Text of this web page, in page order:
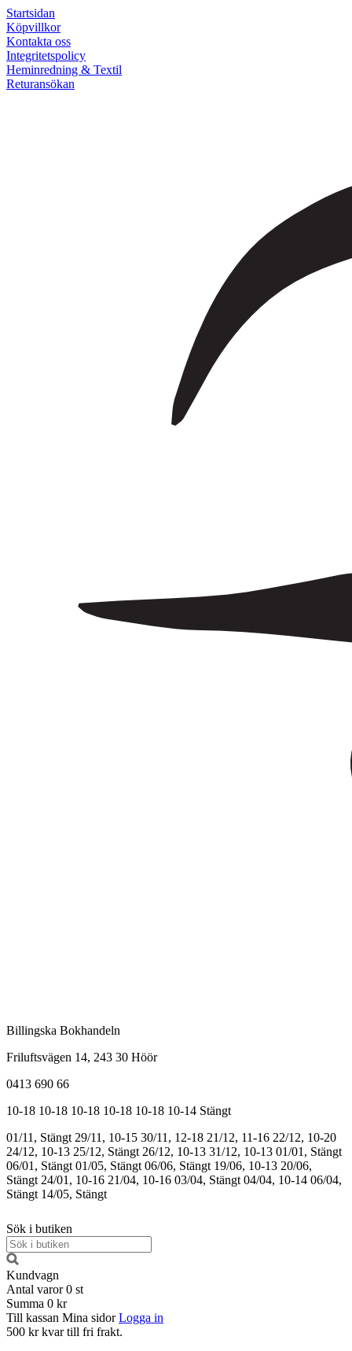
Startsidan
Köpvillkor
Kontakta oss
Integritetspolicy
Heminredning & Textil
Returansökan
Billingska Bokhandeln
Friluftsvägen 14, 243 30 Höör
0413 690 66
10-18 10-18 10-18 10-18 10-18 10-14 Stängt
01/11, Stängt 29/11, 10-15 30/11, 12-18 21/12, 11-16 22/12, 10-20
24/12, 10-13 25/12, Stängt 26/12, 10-13 31/12, 10-13 01/01, Stängt
06/01, Stängt 01/05, Stängt 06/06, Stängt 19/06, 10-13 20/06,
Stängt 24/01, 10-16 21/04, 10-16 03/04, Stängt 04/04, 10-14 06/04,
Stängt 14/05, Stängt
Sök i butiken
Kundvagn
Antal varor 0 st
Summa 0 kr
Till kassan Mina sidor Logga in
500 kr kvar till fri frakt.